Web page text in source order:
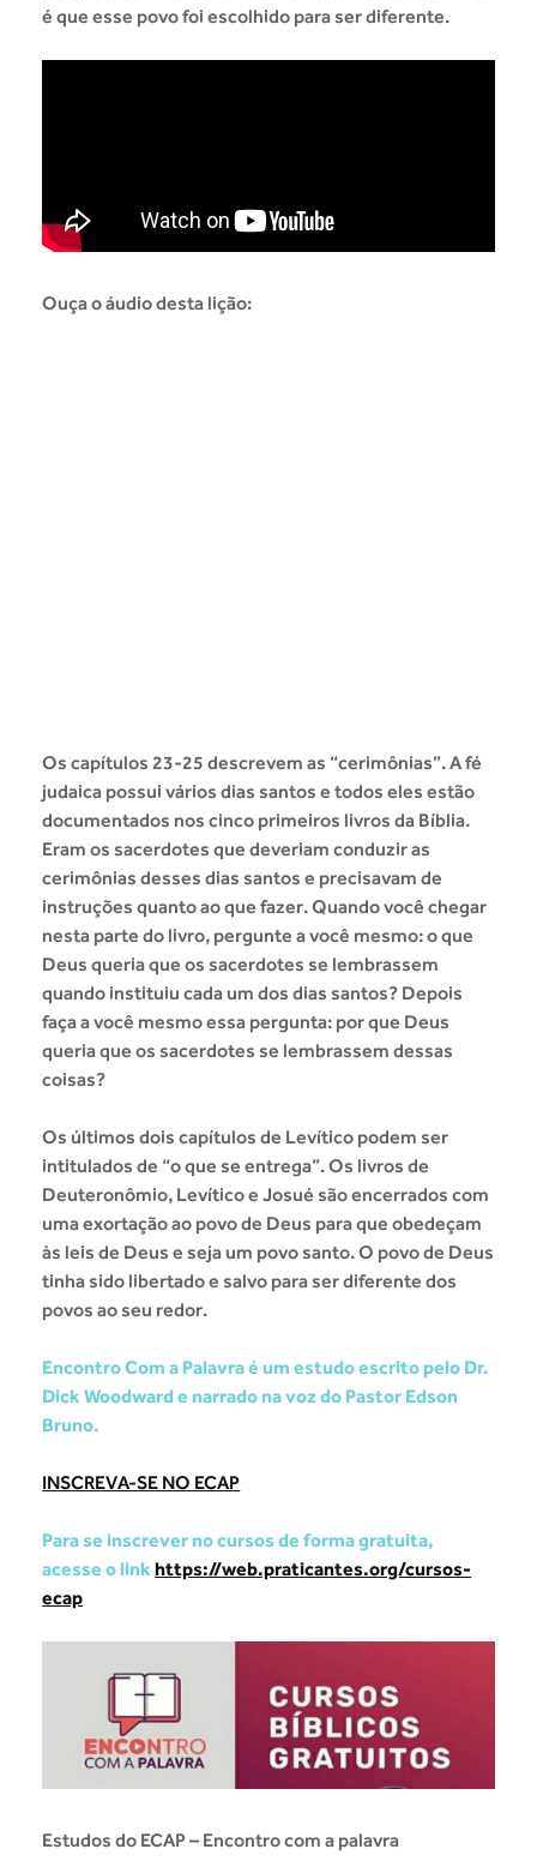
é que esse povo foi escolhido para ser diferente.
Ouça o áudio desta lição:
Os capítulos 23-25 descrevem as “cerimônias”. A fé
judaica possui vários dias santos e todos eles estão
documentados nos cinco primeiros livros da Bíblia.
Eram os sacerdotes que deveriam conduzir as
cerimônias desses dias santos e precisavam de
instruções quanto ao que fazer. Quando você chegar
nesta parte do livro, pergunte a você mesmo: o que
Deus queria que os sacerdotes se lembrassem
quando instituiu cada um dos dias santos? Depois
faça a você mesmo essa pergunta: por que Deus
queria que os sacerdotes se lembrassem dessas
coisas?
Os últimos dois capítulos de Levítico podem ser
intitulados de “o que se entrega”. Os livros de
Deuteronômio, Levítico e Josué são encerrados com
uma exortação ao povo de Deus para que obedeçam
às leis de Deus e seja um povo santo. O povo de Deus
tinha sido libertado e salvo para ser diferente dos
povos ao seu redor.
Encontro Com a Palavra é um estudo escrito pelo Dr.
Dick Woodward e narrado na voz do Pastor Edson
Bruno.
INSCREVA-SE NO ECAP
Para se inscrever no cursos de forma gratuita,
acesse o linkhttps://web.praticantes.org/cursos-
ecap
Estudos do ECAP – Encontro com a palavra